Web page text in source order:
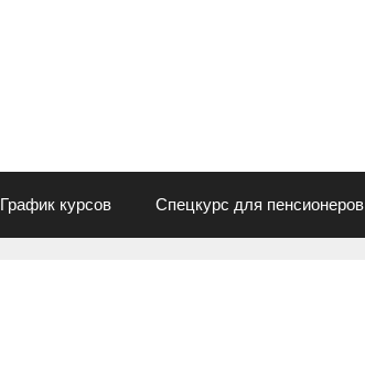
График курсов Спецкурс для пенсионеров